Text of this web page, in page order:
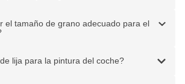
el tamaño de grano adecuado para el
lija para la pintura del coche?